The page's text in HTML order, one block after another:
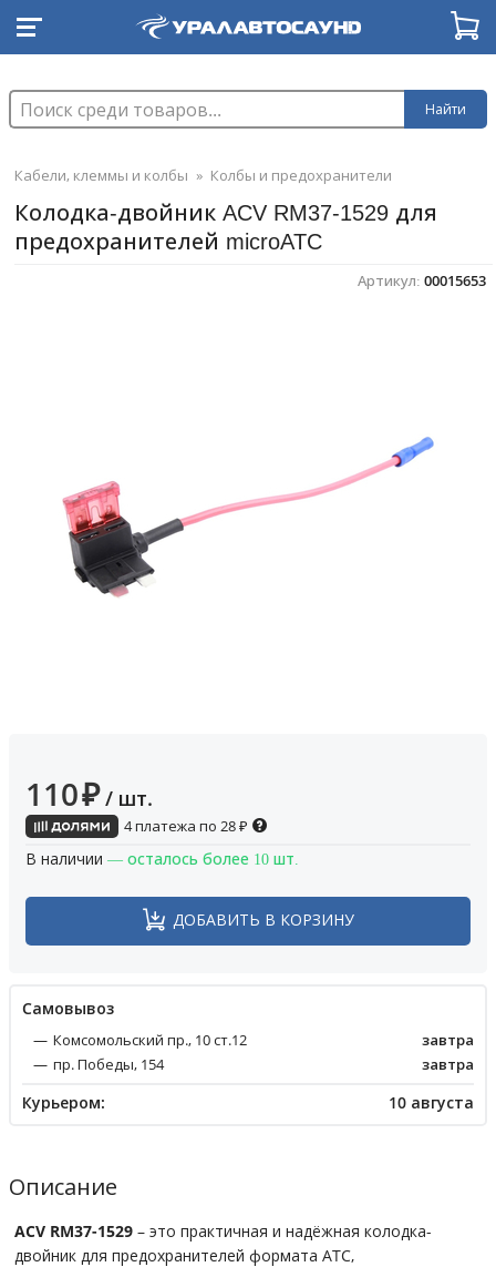
Найти
Кабели, клеммы и колбы » Колбы и предохранители
Колодка-двойник ACV RM37-1529 для
предохранителей microATC
Артикул: 00015653
110₽ / шт.
4 платежа по 28₽
В наличии — осталось более 10 шт.
ДОБАВИТЬ В КОРЗИНУ
Cамовывоз
Комсомольский пр., 10 ст.12
завтра
пр. Победы, 154
завтра
Курьером: 10 августа
Описание
ACV RM37-1529 – это практичная и надёжная колодка-
двойник для предохранителей формата ATC,